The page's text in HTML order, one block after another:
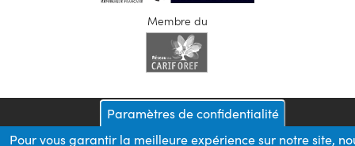
Membre du
Paramètres de confidentialité
Pour vous garantir la meilleure expérience sur notre site,